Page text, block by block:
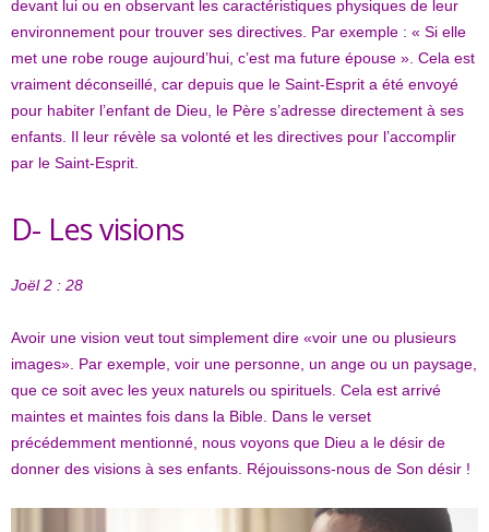
devant lui ou en observant les caractéristiques physiques de leur
environnement pour trouver ses directives. Par exemple : « Si elle
met une robe rouge aujourd’hui, c’est ma future épouse ». Cela est
vraiment déconseillé, car depuis que le Saint-Esprit a été envoyé
pour habiter l’enfant de Dieu, le Père s’adresse directement à ses
enfants. Il leur révèle sa volonté et les directives pour l’accomplir
par le Saint-Esprit.
D- Les visions
Joël 2 : 28
Avoir une vision veut tout simplement dire «voir une ou plusieurs
images». Par exemple, voir une personne, un ange ou un paysage,
que ce soit avec les yeux naturels ou spirituels. Cela est arrivé
maintes et maintes fois dans la Bible. Dans le verset
précédemment mentionné, nous voyons que Dieu a le désir de
donner des visions à ses enfants. Réjouissons-nous de Son désir !